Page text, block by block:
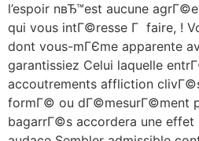
l’espoir nвЂ™est aucune
qui vous intГ©resse Г faire, !
dont vous-mГЄme apparente
garantissiez Celui laquelle
accoutrements affliction
formГ© ou dГ©mesurГ©ment
bagarrГ©s accordera une